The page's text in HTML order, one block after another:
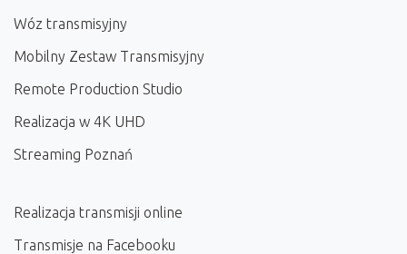
Wóz transmisyjny
Mobilny Zestaw Transmisyjny
Remote Production Studio
Realizacja w 4K UHD
Streaming Poznań
Realizacja transmisji online
Transmisje na Facebooku